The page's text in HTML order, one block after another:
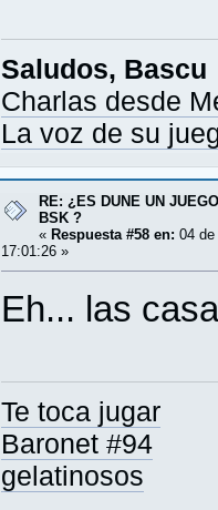
Saludos, Bascu
Charlas desde
La voz de su
RE: ¿ES DUNE UN
BSK ?
« Respuesta #58 en: 04
17:01:26 »
Eh... las
Te toca jugar
Baronet #94
gelatinosos